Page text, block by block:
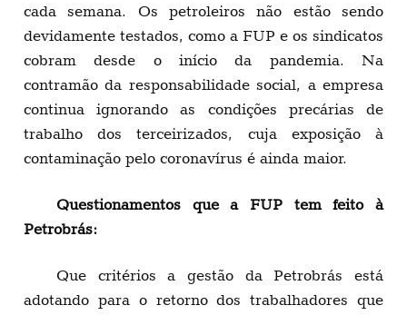
cada semana. Os petroleiros não estão sendo
devidamente testados, como a FUP e os sindicatos
cobram desde o início da pandemia. Na
contramão da responsabilidade social, a empresa
continua ignorando as condições precárias de
trabalho dos terceirizados, cuja exposição à
contaminação pelo coronavírus é ainda maior.
Questionamentos que a FUP tem feito à
Petrobrás:
Que critérios a gestão da Petrobrás está
adotando para o retorno dos trabalhadores que